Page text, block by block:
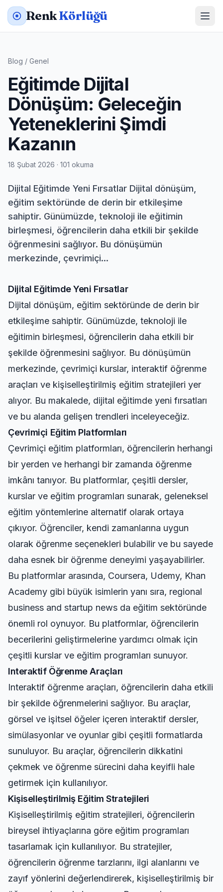
RenkKörlüğü
Blog / Genel
Eğitimde Dijital
Dönüşüm: Geleceğin
Yeteneklerini Şimdi
Kazanın
18 Şubat 2026 · 101 okuma
Dijital Eğitimde Yeni Fırsatlar Dijital dönüşüm,
eğitim sektöründe de derin bir etkileşime
sahiptir. Günümüzde, teknoloji ile eğitimin
birleşmesi, öğrencilerin daha etkili bir şekilde
öğrenmesini sağlıyor. Bu dönüşümün
merkezinde, çevrimiçi...
Dijital Eğitimde Yeni Fırsatlar
Dijital dönüşüm, eğitim sektöründe de derin bir
etkileşime sahiptir. Günümüzde, teknoloji ile
eğitimin birleşmesi, öğrencilerin daha etkili bir
şekilde öğrenmesini sağlıyor. Bu dönüşümün
merkezinde, çevrimiçi kurslar, interaktif öğrenme
araçları ve kişiselleştirilmiş eğitim stratejileri yer
alıyor. Bu makalede, dijital eğitimde yeni fırsatları
ve bu alanda gelişen trendleri inceleyeceğiz.
Çevrimiçi Eğitim Platformları
Çevrimiçi eğitim platformları, öğrencilerin herhangi
bir yerden ve herhangi bir zamanda öğrenme
imkânı tanıyor. Bu platformlar, çeşitli dersler,
kurslar ve eğitim programları sunarak, geleneksel
eğitim yöntemlerine alternatif olarak ortaya
çıkıyor. Öğrenciler, kendi zamanlarına uygun
olarak öğrenme seçenekleri bulabilir ve bu sayede
daha esnek bir öğrenme deneyimi yaşayabilirler.
Bu platformlar arasında, Coursera, Udemy, Khan
Academy gibi büyük isimlerin yanı sıra, regional
business and startup news da eğitim sektöründe
önemli rol oynuyor. Bu platformlar, öğrencilerin
becerilerini geliştirmelerine yardımcı olmak için
çeşitli kurslar ve eğitim programları sunuyor.
Interaktif Öğrenme Araçları
Interaktif öğrenme araçları, öğrencilerin daha etkili
bir şekilde öğrenmelerini sağlıyor. Bu araçlar,
görsel ve işitsel öğeler içeren interaktif dersler,
simülasyonlar ve oyunlar gibi çeşitli formatlarda
sunuluyor. Bu araçlar, öğrencilerin dikkatini
çekmek ve öğrenme sürecini daha keyifli hale
getirmek için kullanılıyor.
Kişiselleştirilmiş Eğitim Stratejileri
Kişiselleştirilmiş eğitim stratejileri, öğrencilerin
bireysel ihtiyaçlarına göre eğitim programları
tasarlamak için kullanılıyor. Bu stratejiler,
öğrencilerin öğrenme tarzlarını, ilgi alanlarını ve
zayıf yönlerini değerlendirerek, kişiselleştirilmiş bir